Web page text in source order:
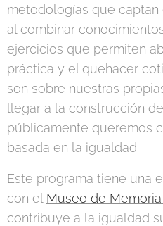
metodologías que
al combinar
ejercicios que permiten
práctica y el quehacer
son sobre nuestras
llegar a la construcción
públicamente queremos
basada en la igualdad.
Este programa tiene una
con el Museo de
contribuye a la igualdad